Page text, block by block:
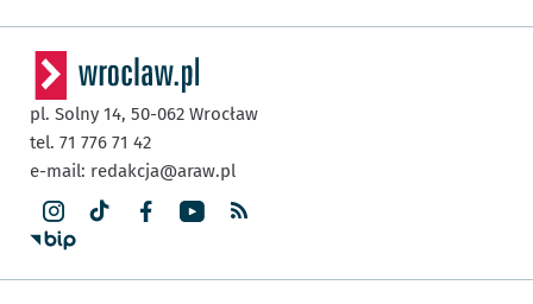
pl. Solny 14, 50-062 Wrocław
tel. 71 776 71 42
e-mail: redakcja@araw.pl